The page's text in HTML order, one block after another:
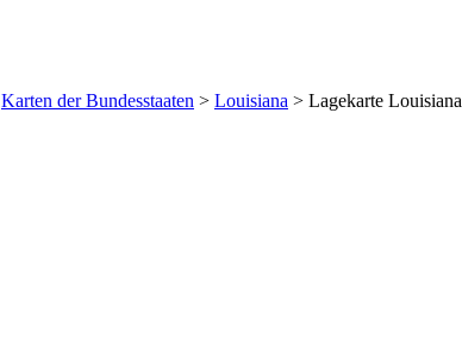
Karten der Bundesstaaten > Louisiana > Lagekarte Louisiana